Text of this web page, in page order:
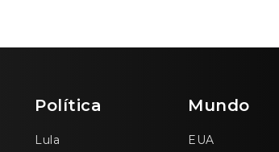
Política
Lula
Mundo
EUA